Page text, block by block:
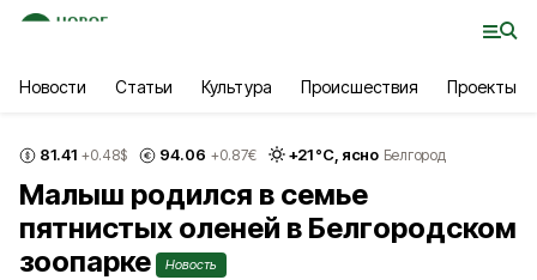
Новости Статьи Культура Происшествия Проекты
81.41 +0.48$ 94.06 +0.87€ +21°С, ясно Белгород
Малыш родился в семье
пятнистых оленей в Белгородском
зоопарке
Новость